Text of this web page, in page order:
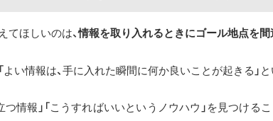
てほしいのは、情報を取り入れるときにゴール地点を間
よい情報は、手に入れた瞬間に何か良いことが起きる」と
立つ情報」「こうすればいいというノウハウ」を見つけ